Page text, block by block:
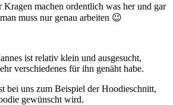
machen ordentlich was her und gar
muss nur genau arbeiten 😉
ist relativ klein und ausgesucht,
verschiedenes für ihn genäht habe.
bei uns zum Beispiel der Hoodieschnitt,
gewünscht wird.